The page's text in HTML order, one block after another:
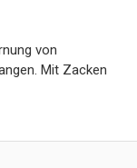
von
Mit Zacken